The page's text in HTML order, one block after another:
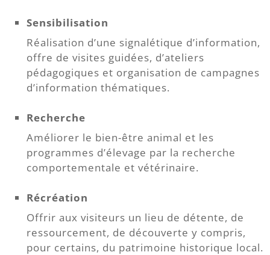
Sensibilisation
Réalisation d’une signalétique d’information,
offre de visites guidées, d’ateliers
pédagogiques et organisation de campagnes
d’information thématiques.
Recherche
Améliorer le bien-être animal et les
programmes d’élevage par la recherche
comportementale et vétérinaire.
Récréation
Offrir aux visiteurs un lieu de détente, de
ressourcement, de découverte y compris,
pour certains, du patrimoine historique local.